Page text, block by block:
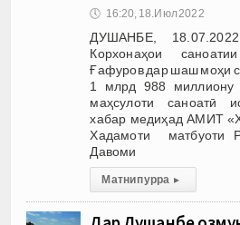
🕔 16:20, 18.Июл 2022
ДУШАНБЕ,
Корхонаҳои
Ғафуров дар шаш моҳи
1 млрд 988 миллиону
маҳсулоти саноатӣ
хабар медиҳад АМИТ
Хадамоти матбуоти
Давоми
Матни пурра ▸